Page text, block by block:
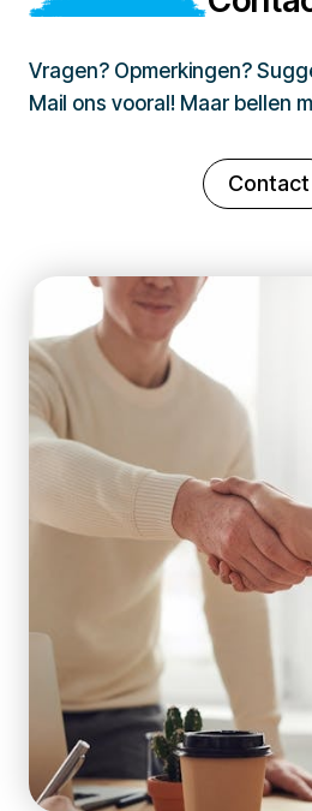
Vragen? Opmerkingen?
Mail ons vooral! Maar bellen
Contact